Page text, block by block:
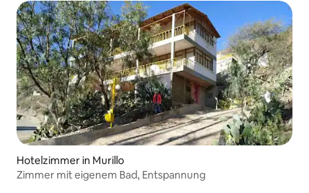
Hotelzimmer in Murillo
Zimmer mit eigenem Bad, Entspannung